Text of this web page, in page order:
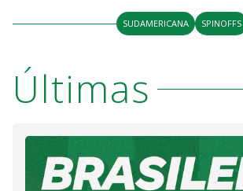
SUDAMERICANA SPINOFFS
Últimas